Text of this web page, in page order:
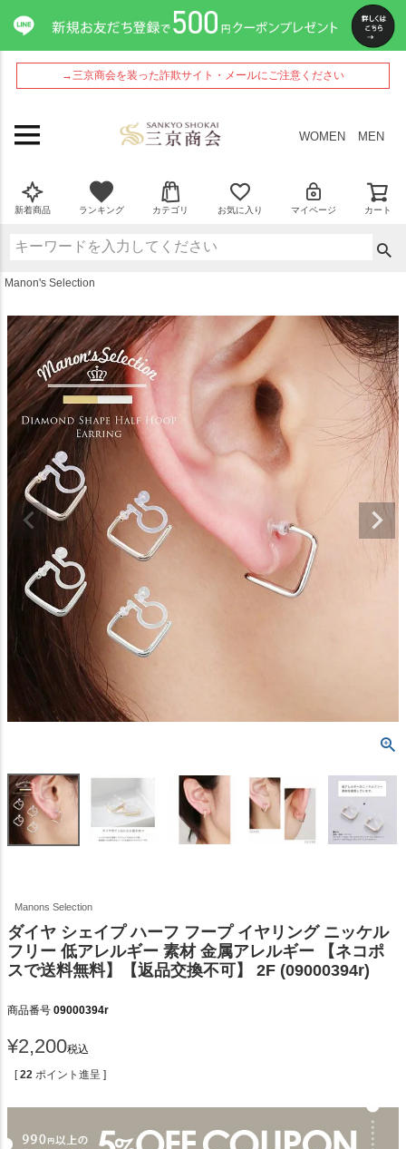
→三京商会を装った詐欺サイト・メールにご注意ください
WOMEN MEN
新着商品 ランキング カテゴリ お気に入り マイページ カート
Manon's Selection
Manons Selection
ダイヤ シェイプ ハーフ フープ イヤリング ニッケル
フリー 低アレルギー 素材 金属アレルギー 【ネコポ
スで送料無料】【返品交換不可】 2F (09000394r)
商品番号 09000394r
¥2,200税込
[ 22 ポイント進呈 ]
ペー
ジト
ップ
へ